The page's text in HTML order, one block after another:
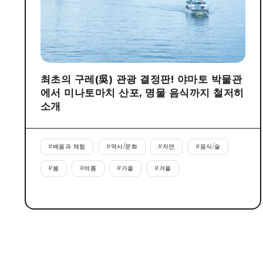
최초의 구레(吳) 관광 결정판! 야마토 박물관
에서 미나토마치 산포, 명물 음식까지 철저히
소개
#배움과 체험 #역사/문화 #자연 #음식/술
#봄 #여름 #가을 #겨울